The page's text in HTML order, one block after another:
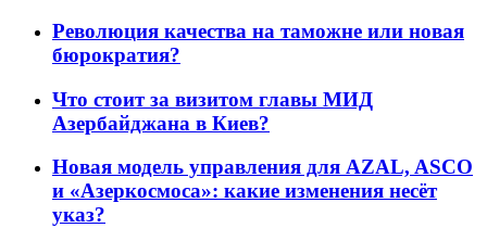
Революция качества на таможне или новая
бюрократия?
Что стоит за визитом главы МИД
Азербайджана в Киев?
Новая модель управления для AZAL, ASCO
и «Азеркосмоса»: какие изменения несёт
указ?